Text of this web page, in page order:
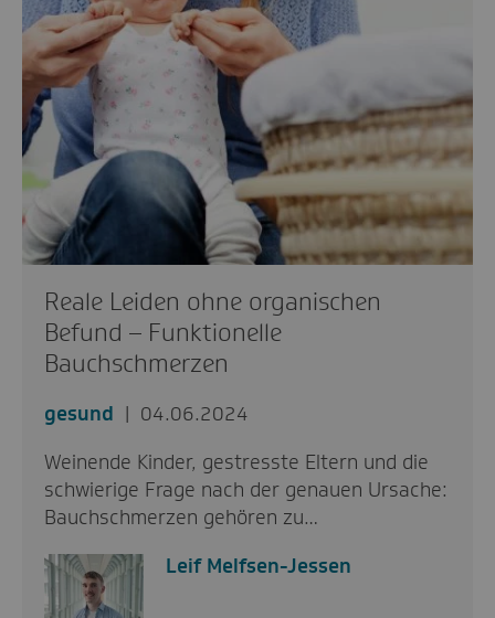
Reale Leiden ohne organischen
Befund – Funktionelle
Bauchschmerzen
gesund
04.06.2024
Weinende Kinder, gestresste Eltern und die
schwierige Frage nach der genauen Ursache:
Bauchschmerzen gehören zu…
Leif Melfsen-Jessen